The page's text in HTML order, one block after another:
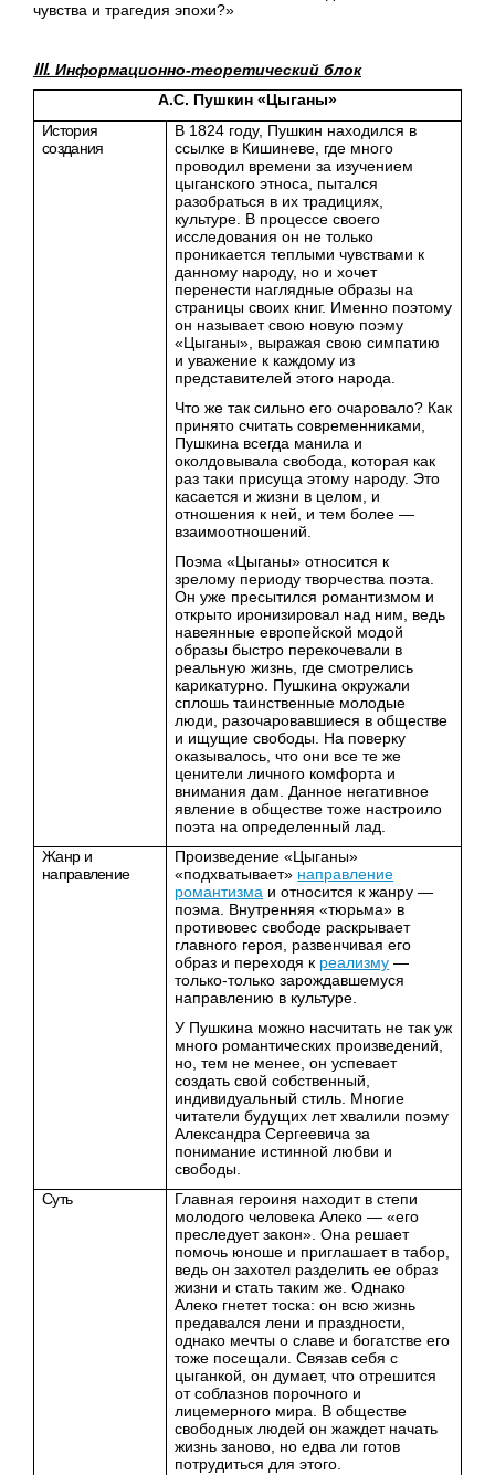
чувства и трагедия эпохи?»
ⅠⅠⅠ. Информационно-теоретический блок
А.С. Пушкин «Цыганы»
История
создания
В 1824 году, Пушкин находился в
ссылке в Кишиневе, где много
проводил времени за изучением
цыганского этноса, пытался
разобраться в их традициях,
культуре. В процессе своего
исследования он не только
проникается теплыми чувствами к
данному народу, но и хочет
перенести наглядные образы на
страницы своих книг. Именно поэтому
он называет свою новую поэму
«Цыганы», выражая свою симпатию
и уважение к каждому из
представителей этого народа.
Что же так сильно его очаровало? Как
принято считать современниками,
Пушкина всегда манила и
околдовывала свобода, которая как
раз таки присуща этому народу. Это
касается и жизни в целом, и
отношения к ней, и тем более —
взаимоотношений.
Поэма «Цыганы» относится к
зрелому периоду творчества поэта.
Он уже пресытился романтизмом и
открыто иронизировал над ним, ведь
навеянные европейской модой
образы быстро перекочевали в
реальную жизнь, где смотрелись
карикатурно. Пушкина окружали
сплошь таинственные молодые
люди, разочаровавшиеся в обществе
и ищущие свободы. На поверку
оказывалось, что они все те же
ценители личного комфорта и
внимания дам. Данное негативное
явление в обществе тоже настроило
поэта на определенный лад.
Жанр и
направление
Произведение «Цыганы»
«подхватывает» направление
романтизма и относится к жанру —
поэма. Внутренняя «тюрьма» в
противовес свободе раскрывает
главного героя, развенчивая его
образ и переходя к реализму —
только-только зарождавшемуся
направлению в культуре.
У Пушкина можно насчитать не так уж
много романтических произведений,
но, тем не менее, он успевает
создать свой собственный,
индивидуальный стиль. Многие
читатели будущих лет хвалили поэму
Александра Сергеевича за
понимание истинной любви и
свободы.
Суть
Главная героиня находит в степи
молодого человека Алеко — «его
преследует закон». Она решает
помочь юноше и приглашает в табор,
ведь он захотел разделить ее образ
жизни и стать таким же. Однако
Алеко гнетет тоска: он всю жизнь
предавался лени и праздности,
однако мечты о славе и богатстве его
тоже посещали. Связав себя с
цыганкой, он думает, что отрешится
от соблазнов порочного и
лицемерного мира. В обществе
свободных людей он жаждет начать
жизнь заново, но едва ли готов
потрудиться для этого.